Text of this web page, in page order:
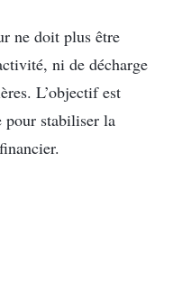
ne doit plus être
ni de décharge
L’objectif est
pour stabiliser la